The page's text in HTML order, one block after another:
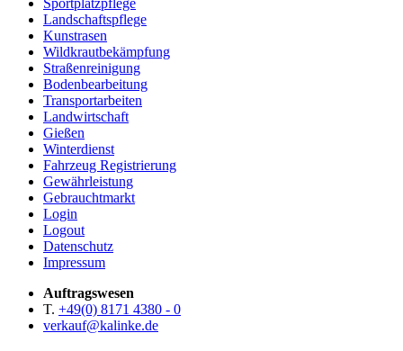
Sportplatzpflege
Landschaftspflege
Kunstrasen
Wildkrautbekämpfung
Straßenreinigung
Bodenbearbeitung
Transportarbeiten
Landwirtschaft
Gießen
Winterdienst
Fahrzeug Registrierung
Gewährleistung
Gebrauchtmarkt
Login
Logout
Datenschutz
Impressum
Auftragswesen
T. +49(0) 8171 4380 - 0
verkauf@kalinke.de